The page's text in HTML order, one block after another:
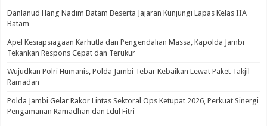
Danlanud Hang Nadim Batam Beserta Jajaran Kunjungi Lapas Kelas IIA
Batam
Apel Kesiapsiagaan Karhutla dan Pengendalian Massa, Kapolda Jambi
Tekankan Respons Cepat dan Terukur
Wujudkan Polri Humanis, Polda Jambi Tebar Kebaikan Lewat Paket Takjil
Ramadan
Polda Jambi Gelar Rakor Lintas Sektoral Ops Ketupat 2026, Perkuat Sinergi
Pengamanan Ramadhan dan Idul Fitri